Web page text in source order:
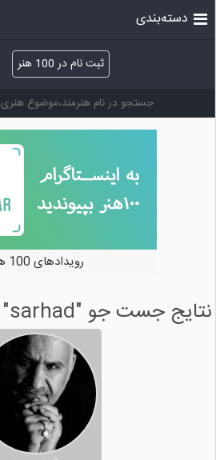
ثبت نام در 100 هنر
دسته‌بندی
نتایج جست جو "sarhad" در سایت 100هنر